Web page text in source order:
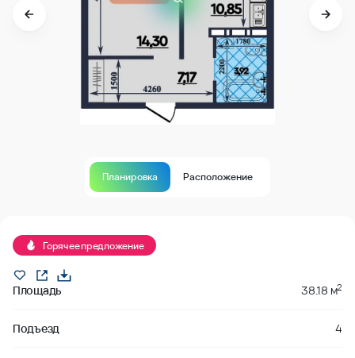
Планировка Расположение
Горячее предложение
Площадь 38.18 м2
Подъезд 4